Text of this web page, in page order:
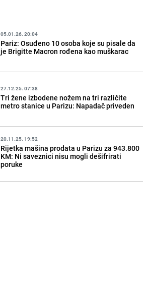
05.01.26. 20:04
Pariz: Osuđeno 10 osoba koje su pisale da
je Brigitte Macron rođena kao muškarac
27.12.25. 07:38
Tri žene izbodene nožem na tri različite
metro stanice u Parizu: Napadač priveden
20.11.25. 19:52
Rijetka mašina prodata u Parizu za 943.800
KM: Ni saveznici nisu mogli dešifrirati
poruke